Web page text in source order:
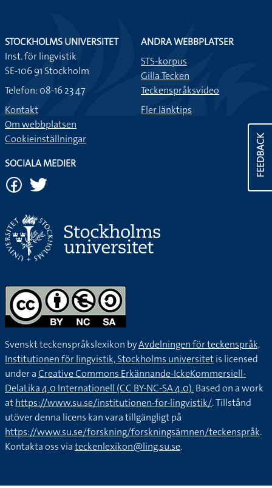
FEEDBACK
STOCKHOLMS UNIVERSITET
Inst. för lingvistik
SE-106 91 Stockholm
Telefon: 08-16 23 47
Kontakt
Om webbplatsen
Cookieinställningar
ANDRA WEBBPLATSER
STS-korpus
Gilla Tecken
Teckenspråksvideo
Fler länktips
SOCIALA MEDIER
Svenskt teckenspråkslexikon byAvdelningen för teckenspråk,
Institutionen för lingvistik, Stockholms universitetis licensed
under aCreative Commons Erkännande-IckeKommersiell-
DelaLika 4.0 Internationell (CC BY-NC-SA 4.0).Based on a work
athttps://www.su.se/institutionen-for-lingvistik/. Tillstånd
utöver denna licens kan vara tillgängligt på
https://www.su.se/forskning/forskningsämnen/teckenspråk.
Kontakta oss viateckenlexikon@ling.su.se.